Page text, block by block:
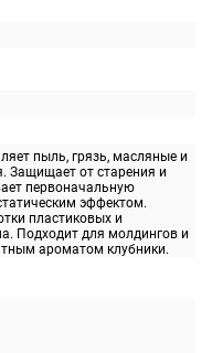
пыль, грязь, масляные и
Защищает от старения и
первоначальную
эффектом.
пластиковых и
Подходит для молдингов и
ароматом клубники.